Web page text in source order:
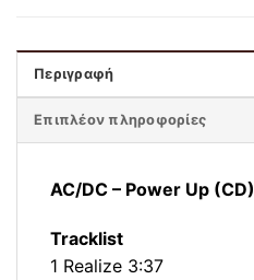
Περιγραφή
Επιπλέον πληροφορίες
AC/DC ‎– Power Up (CD)
Tracklist
1 Realize 3:37